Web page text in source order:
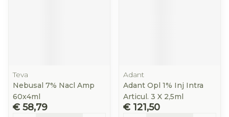
Teva
Nebusal 7% Nacl Amp
60x4ml
€ 58,79
Adant
Adant Opl 1% Inj Intra
Articul. 3 X 2,5ml
€ 121,50